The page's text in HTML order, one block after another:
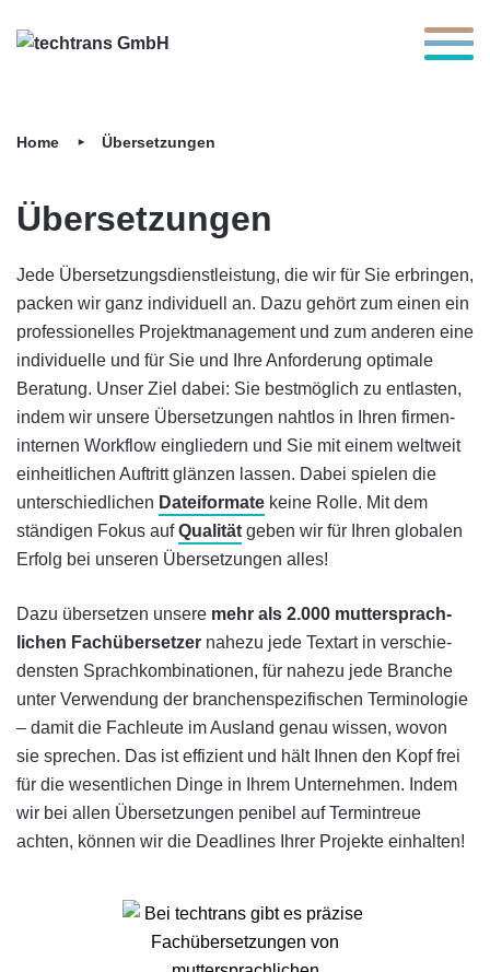
Toggle
Home Überset­zungen
Überset­zungen
Jede Übersetzungsdienstleistung, die wir für Sie erbringen,
packen wir ganz indi­vidu­ell an. Dazu gehört zum einen ein
pro­fes­sio­nel­les Projekt­manage­ment und zum anderen eine
indi­vidu­elle und für Sie und Ihre An­for­derung opti­male
Beratung. Unser Ziel dabei: Sie best­möglich zu ent­lasten,
indem wir unsere Übersetzungen naht­los in Ihren firmen­
internen Workflow ein­gliedern und Sie mit einem welt­weit
ein­heit­lichen Auf­tritt glänzen lassen. Dabei spielen die
unter­schied­lichen Dateiformate keine Rolle. Mit dem
ständigen Fokus aufQualität geben wir für Ihren globalen
Erfolg bei unseren Übersetzungen alles!
Dazu über­set­zen unsere mehr als 2.000 mutter­sprach­
lichen Fach­über­set­zer nahezu jede Text­art in ver­schie­
dens­ten Sprach­kombi­na­tionen, für nahezu jede Branche
unter Ver­wen­dung der branchen­spezi­fischen Termi­no­logie
– damit die Fach­leute im Aus­land genau wissen, wovon
sie sprechen. Das ist effizient und hält Ihnen den Kopf frei
für die wesentlichen Dinge in Ihrem Unter­nehmen. Indem
wir bei allen Über­set­zungen penibel auf Termin­treue
achten, können wir die Deadlines Ihrer Pro­jekte ein­halten!